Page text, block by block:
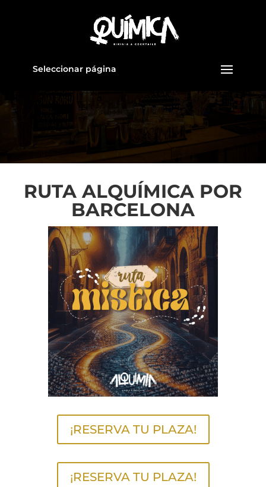
Seleccionar página
RUTA ALQUÍMICA POR
BARCELONA
¡RESERVA TU PLAZA!
¡RESERVA TU PLAZA!